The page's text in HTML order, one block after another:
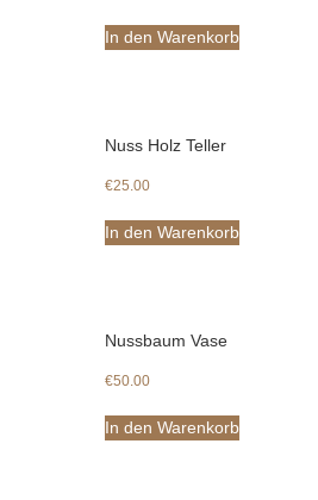
In den Warenkorb
Nuss Holz Teller
€25.00
In den Warenkorb
Nussbaum Vase
€50.00
In den Warenkorb